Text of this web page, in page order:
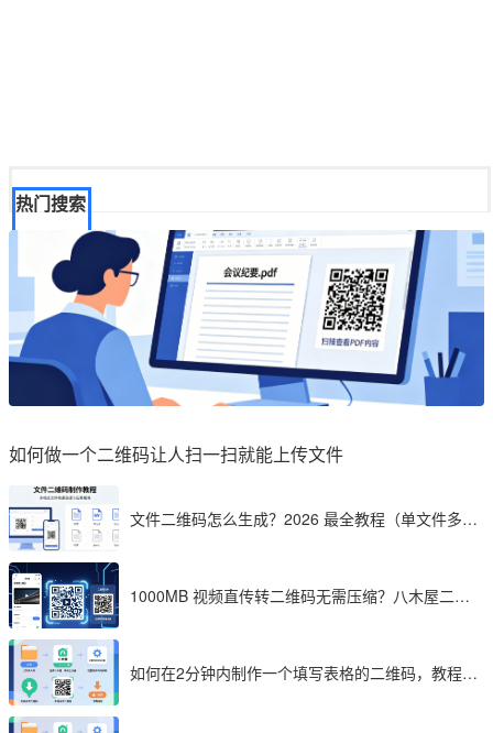
热门搜索
如何做一个二维码让人扫一扫就能上传文件
文件二维码怎么生成？2026 最全教程（单文件多文
1000MB 视频直传转二维码无需压缩？八木屋二维
如何在2分钟内制作一个填写表格的二维码，教程分